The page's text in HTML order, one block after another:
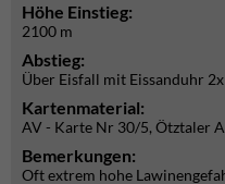
Höhe Einstieg:
2100 m
Abstieg:
Über Eisfall mit Eissanduhr
Kartenmaterial:
AV - Karte Nr 30/5, Ötztaler
Bemerkungen:
Oft extrem hohe